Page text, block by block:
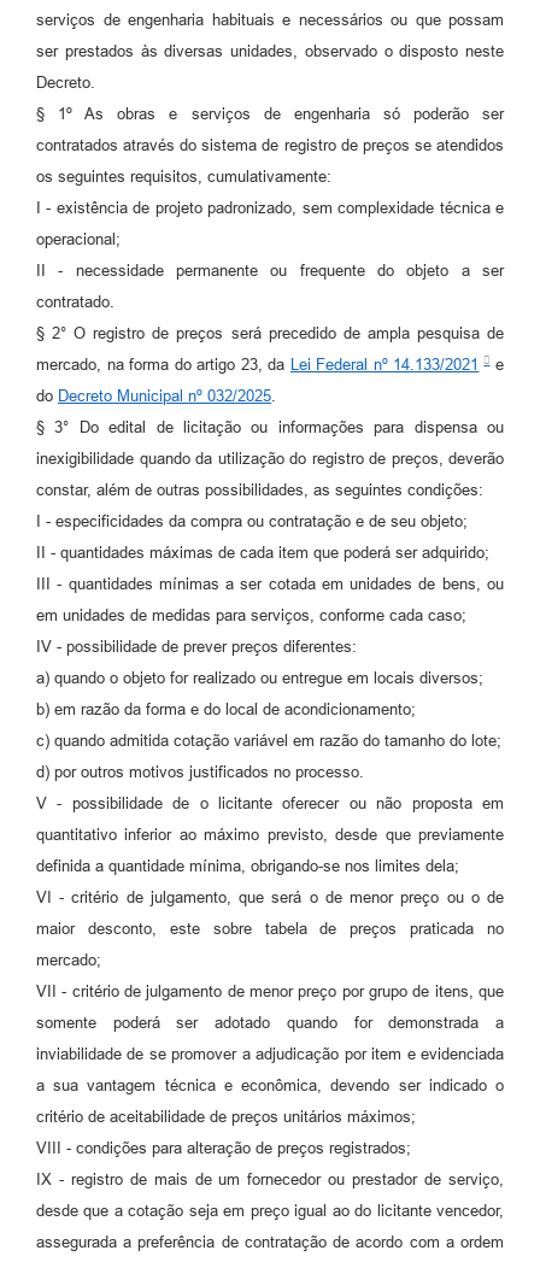
serviços de engenharia habituais e necessários ou que possam
ser prestados às diversas unidades, observado o disposto neste
Decreto.
§ 1º As obras e serviços de engenharia só poderão ser
contratados através do sistema de registro de preços se atendidos
os seguintes requisitos, cumulativamente:
I - existência de projeto padronizado, sem complexidade técnica e
operacional;
II - necessidade permanente ou frequente do objeto a ser
contratado.
§ 2° O registro de preços será precedido de ampla pesquisa de
mercado, na forma do artigo 23, da Lei Federal nº 14.133/2021
e
do Decreto Municipal nº 032/2025.
§ 3° Do edital de licitação ou informações para dispensa ou
inexigibilidade quando da utilização do registro de preços, deverão
constar, além de outras possibilidades, as seguintes condições:
I - especificidades da compra ou contratação e de seu objeto;
II - quantidades máximas de cada item que poderá ser adquirido;
III - quantidades mínimas a ser cotada em unidades de bens, ou
em unidades de medidas para serviços, conforme cada caso;
IV - possibilidade de prever preços diferentes:
a) quando o objeto for realizado ou entregue em locais diversos;
b) em razão da forma e do local de acondicionamento;
c) quando admitida cotação variável em razão do tamanho do lote;
d) por outros motivos justificados no processo.
V - possibilidade de o licitante oferecer ou não proposta em
quantitativo inferior ao máximo previsto, desde que previamente
definida a quantidade mínima, obrigando-se nos limites dela;
VI - critério de julgamento, que será o de menor preço ou o de
maior desconto, este sobre tabela de preços praticada no
mercado;
VII - critério de julgamento de menor preço por grupo de itens, que
somente poderá ser adotado quando for demonstrada a
inviabilidade de se promover a adjudicação por item e evidenciada
a sua vantagem técnica e econômica, devendo ser indicado o
critério de aceitabilidade de preços unitários máximos;
VIII - condições para alteração de preços registrados;
IX - registro de mais de um fornecedor ou prestador de serviço,
desde que a cotação seja em preço igual ao do licitante vencedor,
assegurada a preferência de contratação de acordo com a ordem